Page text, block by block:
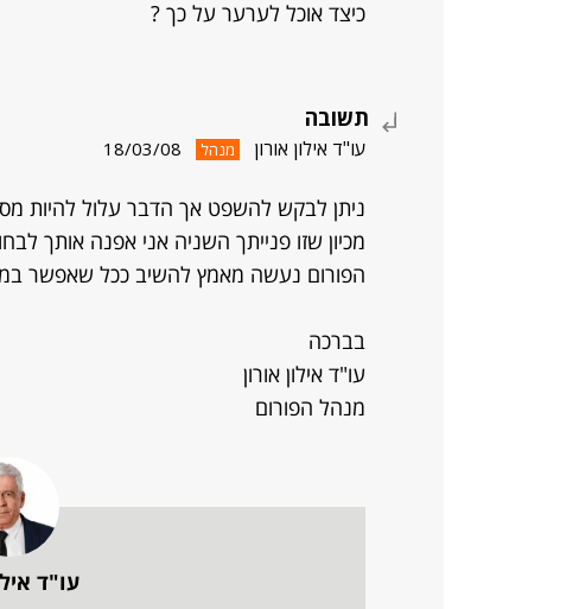
כיצד אוכל לערער על כך ?
תשובה
עו"ד אילון אורון מנהל 18/03/08
ניתן לבקש להשפט אך הדבר עלול להיות
מכיון שזו פנייתך השניה אני אפנה אותך
הפורום נעשה מאמץ להשיב ככל שאפשר
בברכה
עו"ד אילון אורון
מנהל הפורום
עו"ד